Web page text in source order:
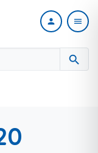
search
person menu